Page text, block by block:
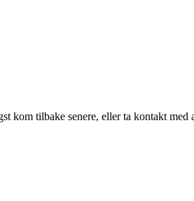
kom tilbake senere, eller ta kontakt med